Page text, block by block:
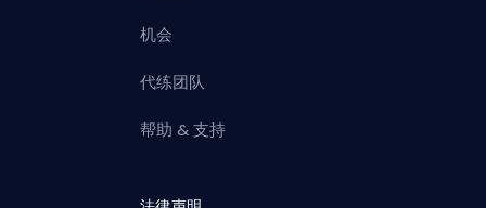
机会
代练团队
帮助 & 支持